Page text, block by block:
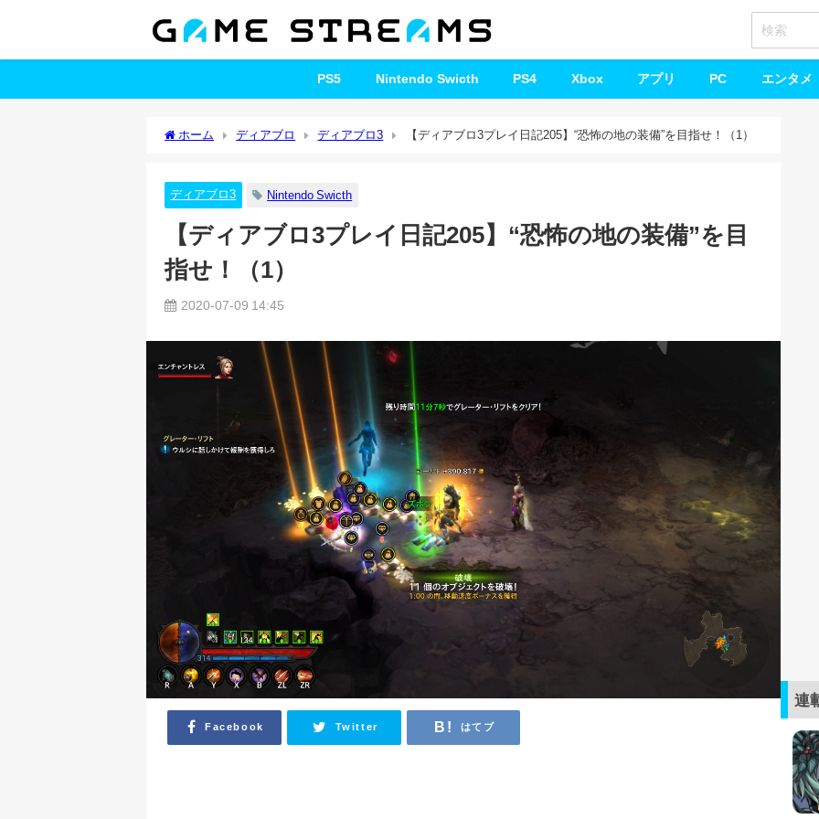
PS5 Nintendo Swicth PS4 Xbox アプリ PC エンタメ
ホーム ディアブロ ディアブロ3 【ディアブロ3プレイ日記205】“恐怖の地の装備”を目指せ！（1）
ディアブロ3 Nintendo Swicth
【ディアブロ3プレイ日記205】“恐怖の地の装備”を目
指せ！（1）
2020-07-09 14:45
Facebook Twitter はてブ
連